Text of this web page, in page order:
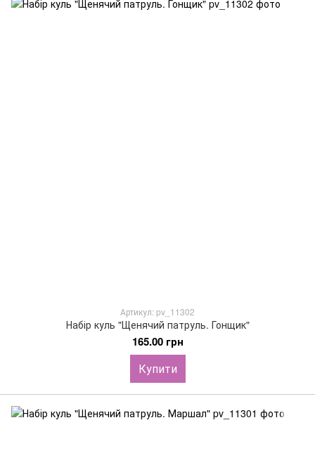
Артикул: pv_11302
Набір куль "Щенячий патруль. Гонщик"
165.00 грн
Купити